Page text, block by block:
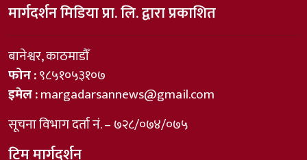
मार्गदर्शन मिडिया प्रा. लि. द्वारा प्रकाशित
बानेश्वर, काठमाडौँ
फोन :९८५१०५३१०७
इमेल :margadarsannews@gmail.com
सूचना विभाग दर्ता नं. – ७२८/०७४/०७५